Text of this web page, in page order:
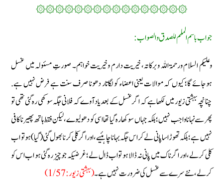
۞۞۞۞۞۞۞۞۞۞۞۞۞۞۞۞
جواب باسم الملہم للصدق والصواب:
وعليكم السلام ورحمۃ اللہ وبرکاتہ، خیریت دارم وخیریت خواہم۔ صورتِ مسئولہ میں غسل
ہوجائے گا؛ کیوں کہ موالات یعنی اعضاء کو لگاتار دھونا صرف سنت ہے فرض نہیں ہے.
چنانچہ بہشتی زیور میں لکھا ہے کہ اگر غسل کے بعد یاد آوے کہ فلانی جگہ سوکھی رہ گئی تھی تو
پھر سے نہانا واجب نہیں؛ بلکہ جہاں سوکھا رہ گیا تھا اسی کو دھو لیوے، لیکن فقط ہاتھ پھیرنا کافی
نہیں ہے؛ بلکہ تھوڑا سا پانی لے کر اس جگہ بہانا چاہئیے، اور اگر کلی کرنا بھول گئی (گیا) ہو تو اب
کلی کرلے، اور اگر ناک میں پانی نہ ڈالا ہو تو اب ڈال لے؛ غرضیکہ جو چیز رہ گئی ہو اب اس کو
کرلے، نئے سرے سے غسل کی ضرورت نہیں ہے۔(بہشتی زیور: 1/57)